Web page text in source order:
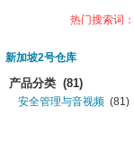
热门搜索词：
新加坡2号仓库
产品分类 (81)
安全管理与音视频 (81)